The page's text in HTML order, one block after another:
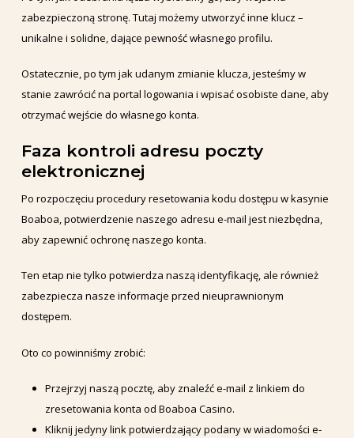
zabezpieczoną stronę. Tutaj możemy utworzyć inne klucz –
unikalne i solidne, dające pewność własnego profilu.
Ostatecznie, po tym jak udanym zmianie klucza, jesteśmy w
stanie zawrócić na portal logowania i wpisać osobiste dane, aby
otrzymać wejście do własnego konta.
Faza kontroli adresu poczty
elektronicznej
Po rozpoczęciu procedury resetowania kodu dostępu w kasynie
Boaboa, potwierdzenie naszego adresu e-mail jest niezbędna,
aby zapewnić ochronę naszego konta.
Ten etap nie tylko potwierdza naszą identyfikację, ale również
zabezpiecza nasze informacje przed nieuprawnionym
dostępem.
Oto co powinniśmy zrobić:
Przejrzyj naszą pocztę, aby znaleźć e-mail z linkiem do
zresetowania konta od Boaboa Casino.
Kliknij jedyny link potwierdzający podany w wiadomości e-